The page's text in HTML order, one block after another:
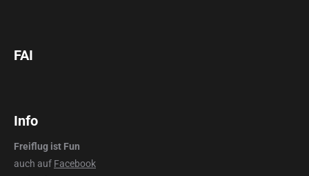
FAI
Info
Freiflug ist Fun
auch auf Facebook